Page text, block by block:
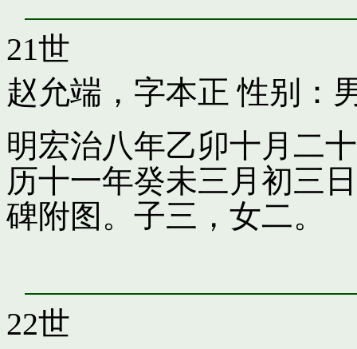
21世
赵允端，字本正 性别：
明宏治八年乙卯十月二
历十一年癸未三月初三
碑附图。子三，女二。
22世